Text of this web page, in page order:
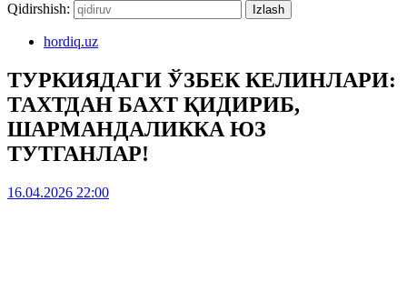
Qidirshish:
hordiq.uz
ТУРКИЯДАГИ ЎЗБЕК КЕЛИНЛАРИ:
ТАХТДАН БАХТ ҚИДИРИБ,
ШАРМАНДАЛИККА ЮЗ
ТУТГАНЛАР!
16.04.2026 22:00